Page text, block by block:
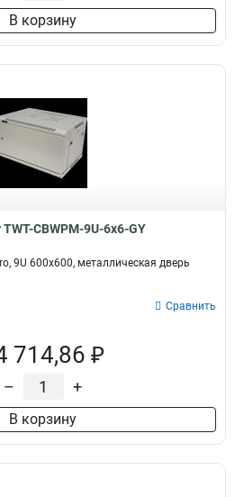
В корзину
CBWPM-9U-6x6-GY
9U 600x600, металлическая дверь
Сравнить
714,86 ₽
– +
В корзину